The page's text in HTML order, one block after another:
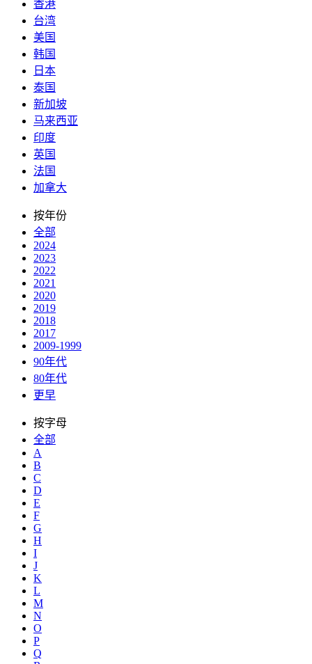
香港
台湾
美国
韩国
日本
泰国
新加坡
马来西亚
印度
英国
法国
加拿大
按年份
全部
2024
2023
2022
2021
2020
2019
2018
2017
2009-1999
90年代
80年代
更早
按字母
全部
A
B
C
D
E
F
G
H
I
J
K
L
M
N
O
P
Q